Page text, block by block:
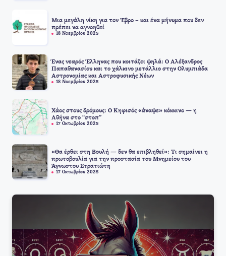
Μια μεγάλη νίκη για τον Έβρο – και ένα μήνυμα που δεν
πρέπει να αγνοηθεί
18 Νοεμβρίου 2025
Ένας νεαρός Έλληνας που κοιτάζει ψηλά: Ο Αλέξανδρος
Παπαθανασίου και το χάλκινο μετάλλιο στην Ολυμπιάδα
Αστρονομίας και Αστροφυσικής Νέων
18 Νοεμβρίου 2025
Χάος στους δρόμους: Ο Κηφισός «άναψε» κόκκινο — η
Αθήνα στο “στοπ”
17 Οκτωβρίου 2025
«Θα έρθει στη Βουλή — δεν θα επιβληθεί»: Τι σημαίνει η
πρωτοβουλία για την προστασία του Μνημείου του
Άγνωστου Στρατιώτη
17 Οκτωβρίου 2025